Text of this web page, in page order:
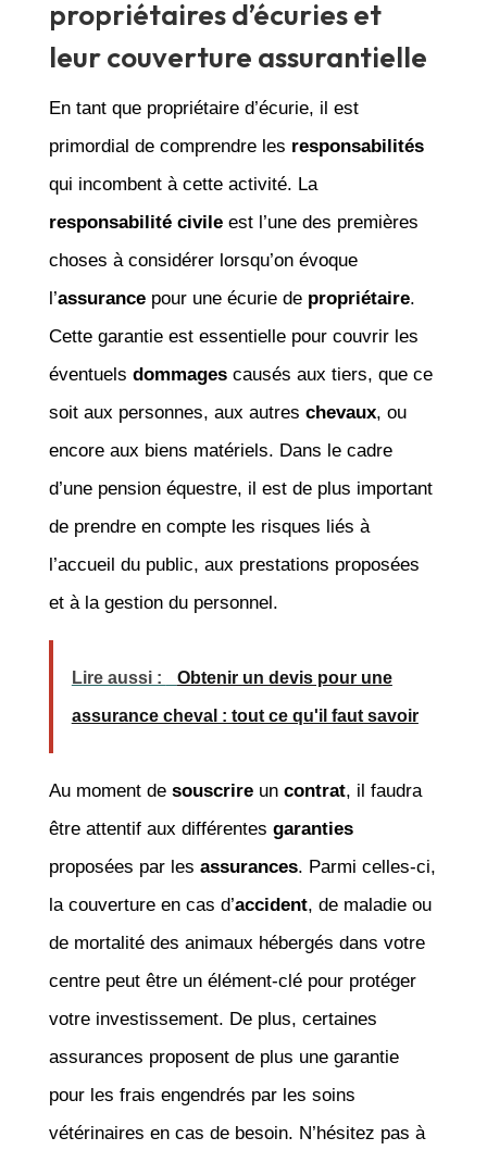
propriétaires d’écuries et
leur couverture assurantielle
En tant que propriétaire d’écurie, il est
primordial de comprendre les responsabilités
qui incombent à cette activité. La
responsabilité civileest l’une des premières
choses à considérer lorsqu’on évoque
l’assurancepour une écurie de propriétaire.
Cette garantie est essentielle pour couvrir les
éventuels dommagescausés aux tiers, que ce
soit aux personnes, aux autres chevaux, ou
encore aux biens matériels. Dans le cadre
d’une pension équestre, il est de plus important
de prendre en compte les risques liés à
l’accueil du public, aux prestations proposées
et à la gestion du personnel.
Lire aussi : Obtenir un devis pour une
assurance cheval : tout ce qu'il faut savoir
Au moment de souscrireun contrat, il faudra
être attentif aux différentes garanties
proposées par les assurances. Parmi celles-ci,
la couverture en cas d’accident, de maladie ou
de mortalité des animaux hébergés dans votre
centre peut être un élément-clé pour protéger
votre investissement. De plus, certaines
assurances proposent de plus une garantie
pour les frais engendrés par les soins
vétérinaires en cas de besoin. N’hésitez pas à